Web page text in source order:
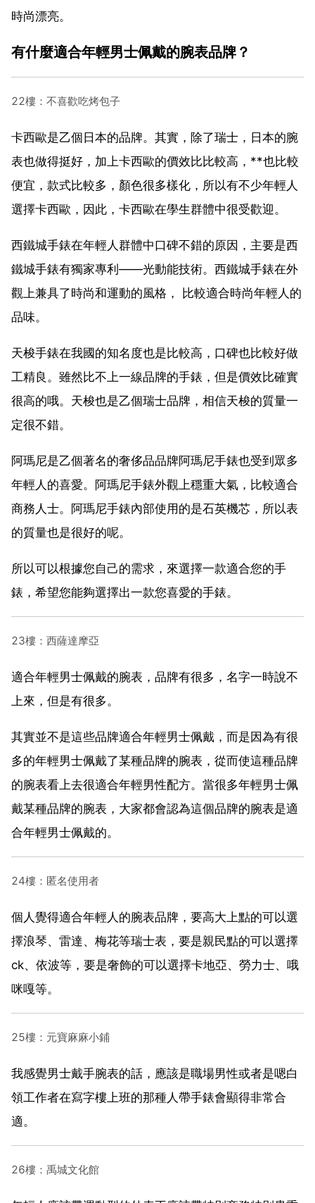
時尚漂亮。
有什麼適合年輕男士佩戴的腕表品牌？
22樓：不喜歡吃烤包子
卡西歐是乙個日本的品牌。其實，除了瑞士，日本的腕
表也做得挺好，加上卡西歐的價效比比較高，**也比較
便宜，款式比較多，顏色很多樣化，所以有不少年輕人
選擇卡西歐，因此，卡西歐在學生群體中很受歡迎。
西鐵城手錶在年輕人群體中口碑不錯的原因，主要是西
鐵城手錶有獨家專利——光動能技術。西鐵城手錶在外
觀上兼具了時尚和運動的風格， 比較適合時尚年輕人的
品味。
天梭手錶在我國的知名度也是比較高，口碑也比較好做
工精良。雖然比不上一線品牌的手錶，但是價效比確實
很高的哦。天梭也是乙個瑞士品牌，相信天梭的質量一
定很不錯。
阿瑪尼是乙個著名的奢侈品品牌阿瑪尼手錶也受到眾多
年輕人的喜愛。阿瑪尼手錶外觀上穩重大氣，比較適合
商務人士。阿瑪尼手錶內部使用的是石英機芯，所以表
的質量也是很好的呢。
所以可以根據您自己的需求，來選擇一款適合您的手
錶，希望您能夠選擇出一款您喜愛的手錶。
23樓：西薩達摩亞
適合年輕男士佩戴的腕表，品牌有很多，名字一時說不
上來，但是有很多。
其實並不是這些品牌適合年輕男士佩戴，而是因為有很
多的年輕男士佩戴了某種品牌的腕表，從而使這種品牌
的腕表看上去很適合年輕男性配方。當很多年輕男士佩
戴某種品牌的腕表，大家都會認為這個品牌的腕表是適
合年輕男士佩戴的。
24樓：匿名使用者
個人覺得適合年輕人的腕表品牌，要高大上點的可以選
擇浪琴、雷達、梅花等瑞士表，要是親民點的可以選擇
ck、依波等，要是奢飾的可以選擇卡地亞、勞力士、哦
咪嘎等。
25樓：元寶麻麻小鋪
我感覺男士戴手腕表的話，應該是職場男性或者是嗯白
領工作者在寫字樓上班的那種人帶手錶會顯得非常合
適。
26樓：禹城文化館